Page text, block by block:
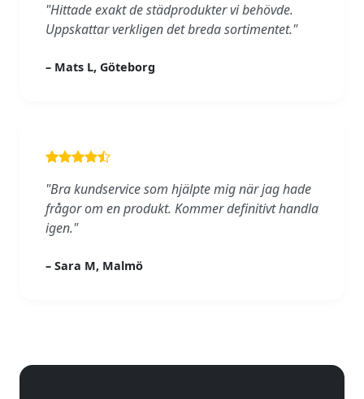
"Hittade exakt de städprodukter vi behövde.
Uppskattar verkligen det breda sortimentet."
– Mats L, Göteborg
"Bra kundservice som hjälpte mig när jag hade
frågor om en produkt. Kommer definitivt handla
igen."
– Sara M, Malmö